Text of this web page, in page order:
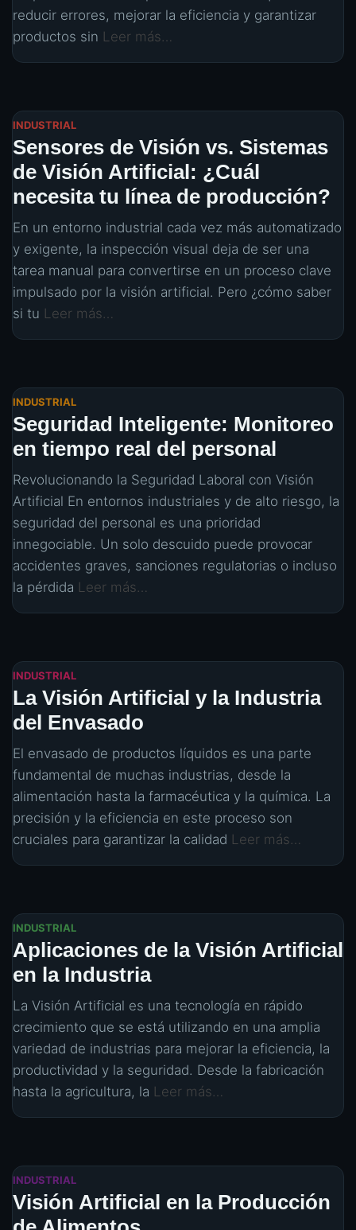
reducir errores, mejorar la eficiencia y garantizar
productos sin Leer más…
INDUSTRIAL
Sensores de Visión vs. Sistemas
de Visión Artificial: ¿Cuál
necesita tu línea de producción?
En un entorno industrial cada vez más automatizado
y exigente, la inspección visual deja de ser una
tarea manual para convertirse en un proceso clave
impulsado por la visión artificial. Pero ¿cómo saber
si tu Leer más…
INDUSTRIAL
Seguridad Inteligente: Monitoreo
en tiempo real del personal
Revolucionando la Seguridad Laboral con Visión
Artificial En entornos industriales y de alto riesgo, la
seguridad del personal es una prioridad
innegociable. Un solo descuido puede provocar
accidentes graves, sanciones regulatorias o incluso
la pérdida Leer más…
INDUSTRIAL
La Visión Artificial y la Industria
del Envasado
El envasado de productos líquidos es una parte
fundamental de muchas industrias, desde la
alimentación hasta la farmacéutica y la química. La
precisión y la eficiencia en este proceso son
cruciales para garantizar la calidad Leer más…
INDUSTRIAL
Aplicaciones de la Visión Artificial
en la Industria
La Visión Artificial es una tecnología en rápido
crecimiento que se está utilizando en una amplia
variedad de industrias para mejorar la eficiencia, la
productividad y la seguridad. Desde la fabricación
hasta la agricultura, la Leer más…
INDUSTRIAL
Visión Artificial en la Producción